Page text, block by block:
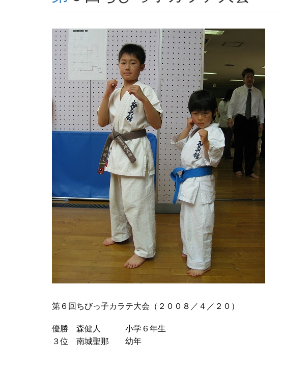
第６回ちびっ子カラテ大会（２００８／４／２０）
優勝 森健人 小学６年生
３位 南城聖那 幼年